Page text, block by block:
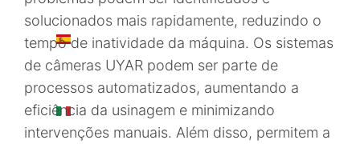
ES
IT
solucionados mais rapidamente, reduzindo o
tempo de inatividade da máquina. Os sistemas
de câmeras UYAR podem ser parte de
processos automatizados, aumentando a
eficiência da usinagem e minimizando
intervenções manuais. Além disso, permitem a